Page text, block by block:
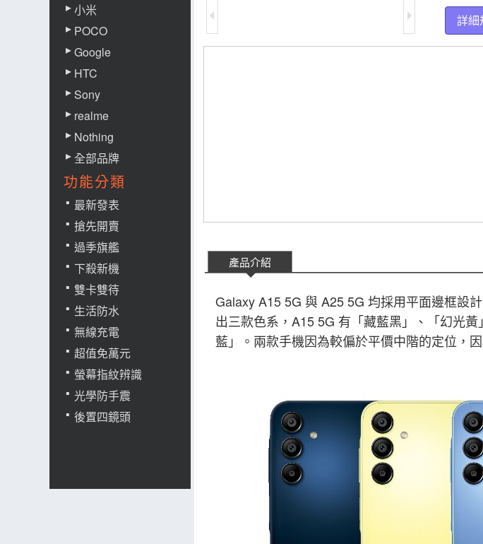
小米
POCO
Google
HTC
Sony
realme
Nothing
全部品牌
功能分類
最新發表
搶先開賣
過季旗艦
下殺新機
雙卡雙待
生活防水
無線充電
超值免萬元
螢幕指紋辨識
光學防手震
後置四鏡頭
詳細
產品介紹
Galaxy A15 5G 與 A25 5G 均採用平面邊框設
出三款色系，A15 5G 有「藏藍黑」、「幻光
藍」。兩款手機因為較偏於平價中階的定位，